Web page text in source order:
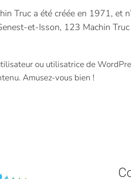
Truc a été créée en 1971, et
et-Isson, 123 Machin
ou utilisatrice de
Amusez-vous bien !